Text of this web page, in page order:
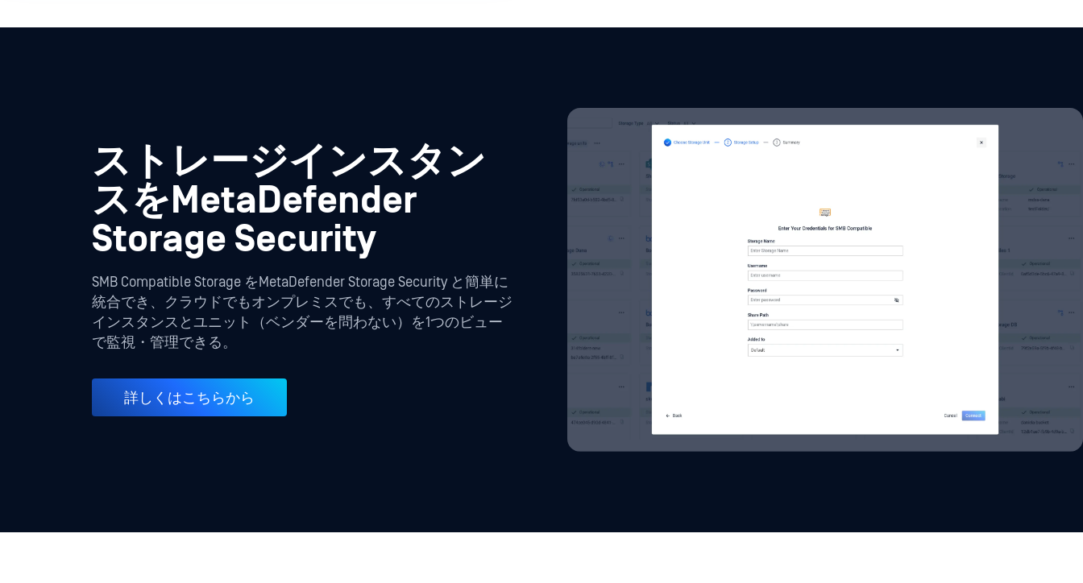
ストレージインスタン
スをMetaDefender
Storage Security
SMB Compatible Storage をMetaDefender Storage Security と簡単に
統合でき、クラウドでもオンプレミスでも、すべてのストレージ
インスタンスとユニット（ベンダーを問わない）を1つのビュー
で監視・管理できる。
詳しくはこちらから